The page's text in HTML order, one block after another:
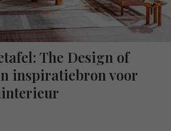
The Design of
inspiratiebron voor